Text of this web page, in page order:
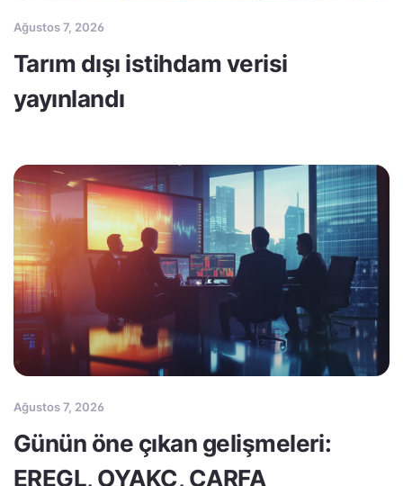
Ağustos 7, 2026
Tarım dışı istihdam verisi
yayınlandı
Ağustos 7, 2026
Günün öne çıkan gelişmeleri:
EREGL, OYAKC, CARFA